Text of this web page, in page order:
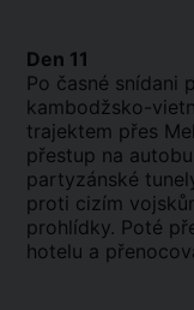
Den 11
Po časné snídani
kambodžsko-
trajektem přes
přestup na
partyzánské
proti cizím
prohlídky. Poté
hotelu a